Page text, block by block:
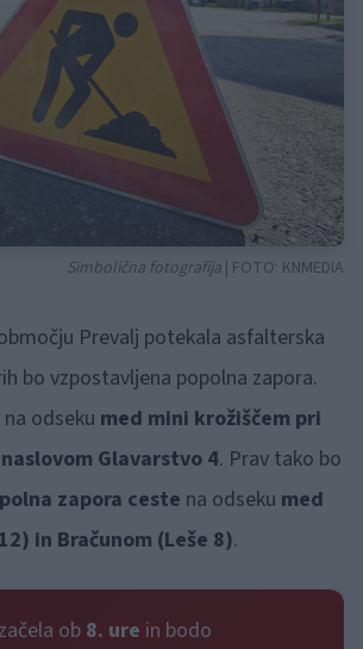
Simbolična fotografija | FOTO: KNMEDIA
Prevalj potekala asfalterska
bo vzpostavljena popolna zapora.
odseku med mini krožiščem pri
Glavarstvo 4. Prav tako bo
zapora ceste na odseku med
in Bračunom (Leše 8).
ob 8. ure in bodo